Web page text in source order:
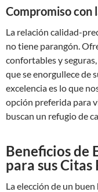
Compromiso con
La relación calidad-
no tiene parangón.
confortables y
que se enorgullece de
excelencia es lo que
opción preferida para
buscan un refugio de
Beneficios de
para sus Citas
La elección de un